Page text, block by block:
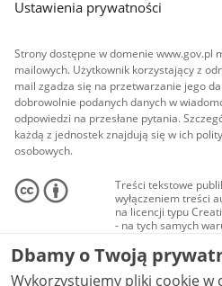
Ustawienia prywatności
Strony dostępne w domenie www.gov.pl
mailowych. Użytkownik korzystający z
mail zgadza się na przetwarzanie jego
dobrowolnie podanych danych w
odpowiedzi na przesłane pytania.
każdą z jednostek znajdują się w ich
osobowych.
Treści tekstowe
wyłączeniem treści
na licencji typu
- na tych samych
Materiały
audio i wideo, są
Creative Commons:
niekomercyjne - bez
Dbamy o Twoją
Wykorzystujemy pliki cookie w